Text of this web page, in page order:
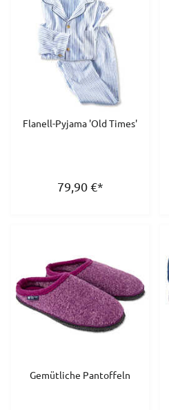
Flanell-Pyjama 'Old Times'
79,90€*
Gemütliche Pantoffeln